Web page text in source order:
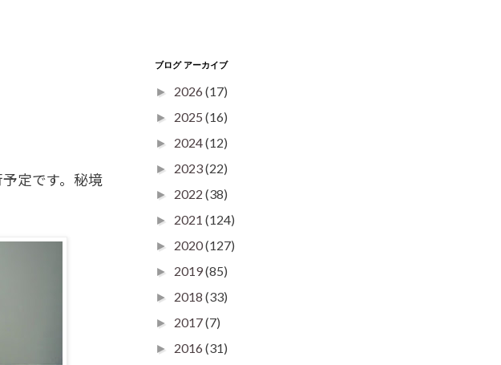
定です。秘境
ブログ アーカイブ
► 2026 (17)
► 2025 (16)
► 2024(12)
► 2023(22)
► 2022 (38)
► 2021 (124)
► 2020(127)
► 2019(85)
► 2018 (33)
► 2017(7)
► 2016 (31)